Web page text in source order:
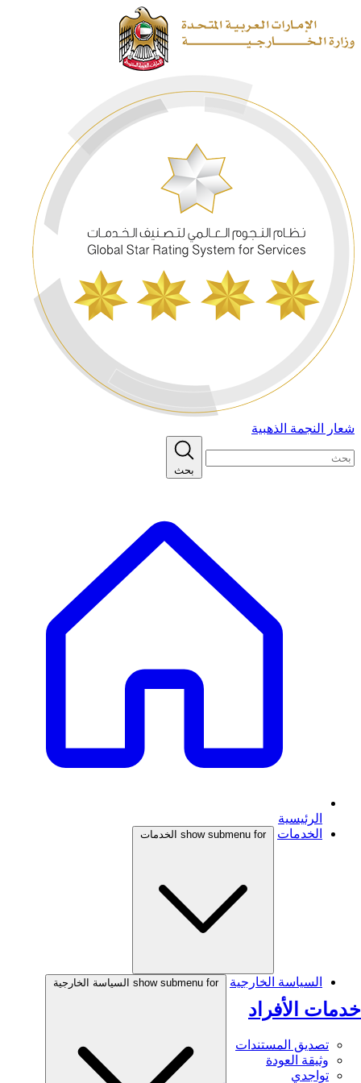
شعار النجمة الذهبية
بحث
الرئيسية
الخدمات
show submenu for الخدمات
خدمات الأفراد
تصديق المستندات
وثيقة العودة
تواجدي
السياسة الخارجية show submenu for السياسة الخارجية